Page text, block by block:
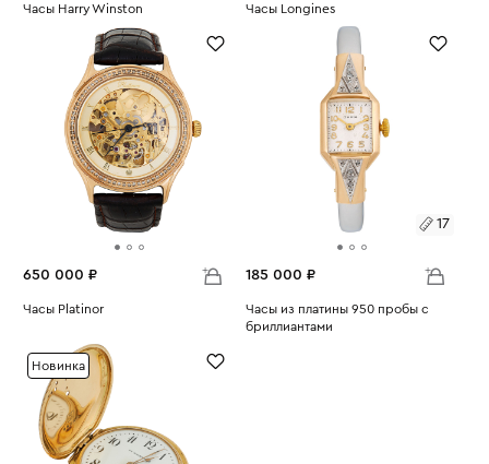
Часы Harry Winston Размеры:
Часы Longines
650 000 ₽
Часы Platinor
17
185 000 ₽
Размеры:
Часы из платины 950 пробы с
бриллиантами
Новинка